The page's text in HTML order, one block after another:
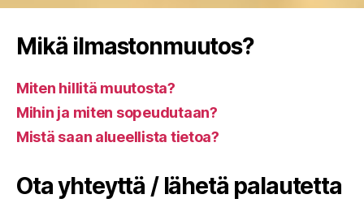
Mikä ilmastonmuutos?
Miten hillitä muutosta?
Mihin ja miten sopeudutaan?
Mistä saan alueellista tietoa?
Ota yhteyttä / lähetä palautetta